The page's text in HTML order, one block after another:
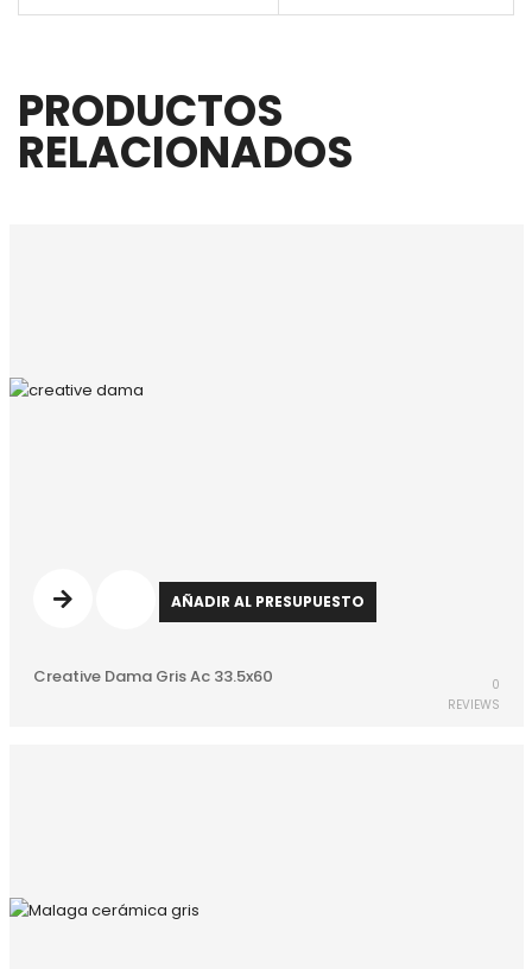
PRODUCTOS
RELACIONADOS
AÑADIR AL PRESUPUESTO
Creative Dama Gris Ac 33.5x60
0
REVIEWS